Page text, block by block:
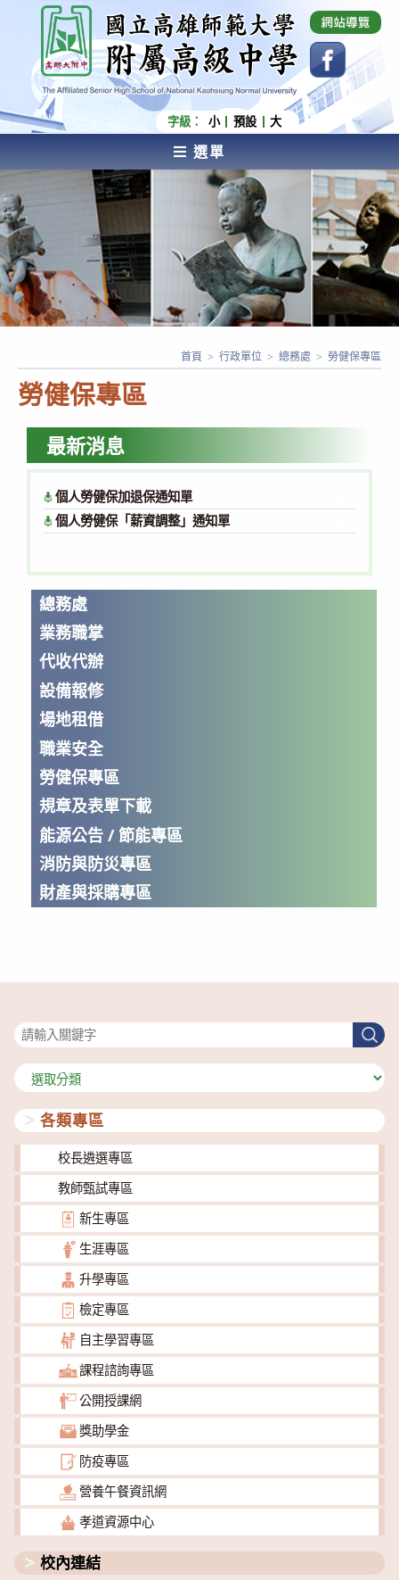
內
容
國立高雄師範大學附屬高級中學 Affiliated Senior
High School of National Kaohsiung Normal
University
字級： 小 預設 大
選單
AFFILIATED SENIOR HIGH SCHOOL OF NATIONAL
KAOHSIUNG NORMAL UNIVERSITY
勞健保專區
首頁 > 行政單位 > 總務處 > 勞健保專區
總務處
業務職掌
代收代辦
設備報修
場地租借
職業安全
勞健保專區
規章及表單下載
能源公告 / 節能專區
消防與防災專區
財產與採購專區
最新消息
個人勞健保加退保通知單
個人勞健保「薪資調整」通知單
搜
尋
分
類
各類專區
校長遴選專區
教師甄試專區
新生專區
生涯專區
升學專區
檢定專區
自主學習專區
課程諮詢專區
公開授課網
獎助學金
防疫專區
營養午餐資訊網
孝道資源中心
校內連結